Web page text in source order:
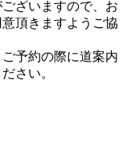
ざいますので、お
頂きますようご協
予約の際に道案内
さい。